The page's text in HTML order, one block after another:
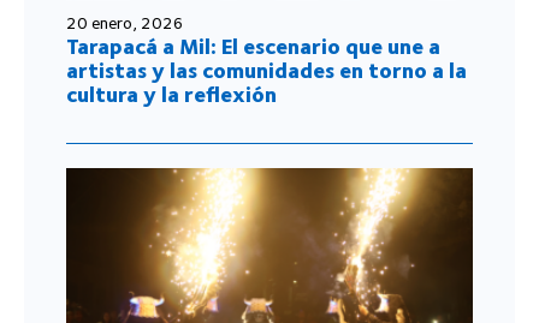
20 enero, 2026
Tarapacá a Mil: El escenario que une a
artistas y las comunidades en torno a la
cultura y la reflexión